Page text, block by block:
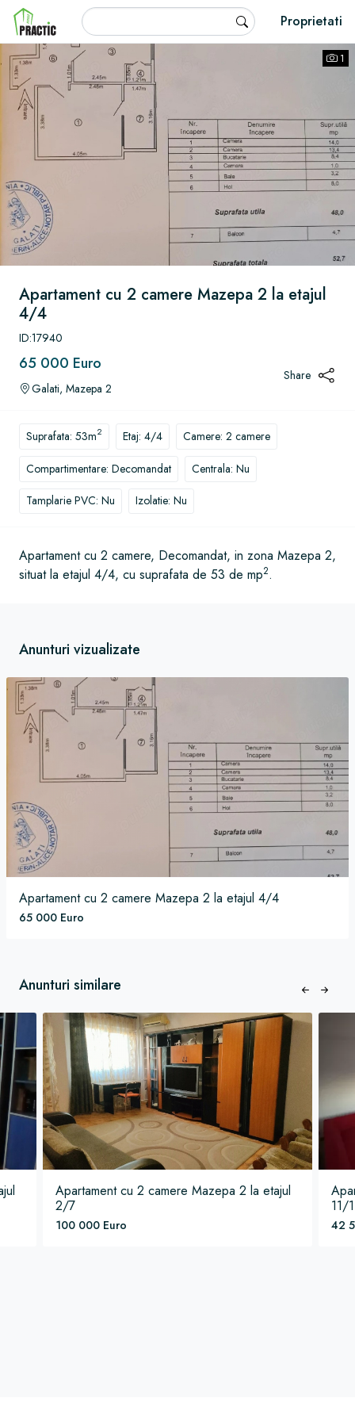
Skip to main content
Practic Imobiliare
Proprietati
Fulltext search
1
Apartament cu 2 camere Mazepa 2 la etajul
4/4
ID:17940
65 000 Euro
Galati, Mazepa 2
Share
Suprafata: 53m2 Etaj: 4/4 Camere: 2 camere
Compartimentare: Decomandat Centrala: Nu
Tamplarie PVC: Nu Izolatie: Nu
Apartament cu 2 camere, Decomandat, in zona Mazepa 2,
situat la etajul 4/4, cu suprafata de 53 de mp2.
Anunturi vizualizate
Apartamentcu 2 camere Mazepa 2 la etajul 4/4
65 000 Euro
Anunturi similare
Apartamentcu 2 camere Mazepa 2 la etajul
2/7
100 000 Euro
11/
42